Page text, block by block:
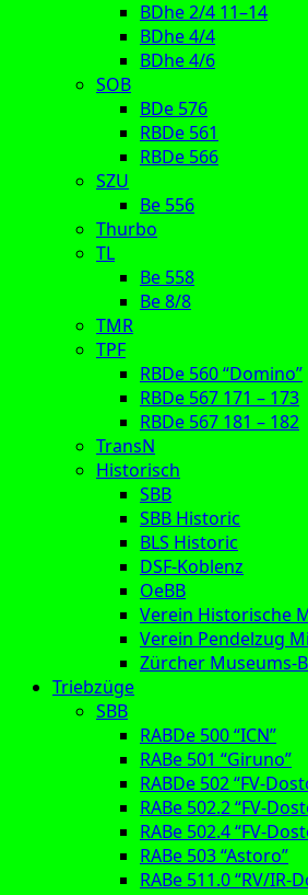
BDhe 2/4 11–14
BDhe 4/4
BDhe 4/6
SOB
BDe 576
RBDe 561
RBDe 566
SZU
Be 556
Thurbo
TL
Be 558
Be 8/8
TMR
TPF
RBDe 560 “Domino”
RBDe 567 171 – 173
RBDe 567 181 – 182
TransN
Historisch
SBB
SBB Historic
BLS Historic
DSF-Koblenz
OeBB
Verein Historische
Verein Pendelzug
Zürcher Museums-
Triebzüge
SBB
RABDe 500 “ICN”
RABe 501 “Giruno”
RABDe 502 “FV-
RABe 502.2 “FV-
RABe 502.4 “FV-
RABe 503 “Astoro”
RABe 511.0 “RV/IR-